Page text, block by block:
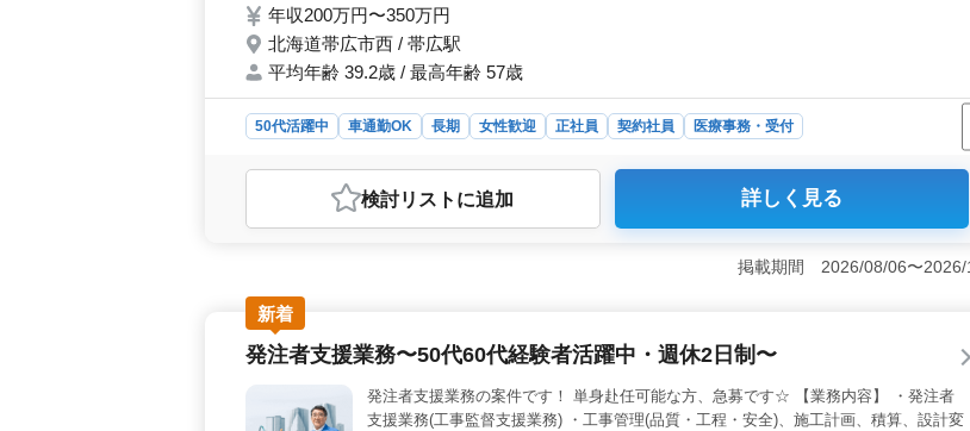
年収200万円〜350万円
北海道帯広市西 / 帯広駅
平均年齢 39.2歳 / 最高年齢 57歳
50代活躍中 車通勤OK 長期 女性歓迎 正社員 契約社員 医療事務・受付
おすすめポイント
＜これまでの経験を活かせる業務＞ 受付や会計、電子カルテ入力、レセプト、診療補助まで幅
広く担当します。経験をぜひ活かしていただき、正確な事務処理と落ち着いた患者対応をお願い
活かせます。ブランクがある方も応募でき、50代のスタッフも活躍中で、年齢関係なく経験を重
です。休暇制度については、年末年始や夏季休暇の長期休暇もあり、賞与などの待遇も整ってい
ます。
検討リスト に追加 詳しく見る
掲載期間 2026/08/06〜2026/
新着
発注者支援業務〜50代60代経験者活躍中・週休2日制〜
発注者支援業務の案件です！ 単身赴任可能な方、急募です☆ 【業務内容】 ・発注者
支援業務(工事監督支援業務) ・工事管理(品質・工程・安全)、施工計画、積算、設計変